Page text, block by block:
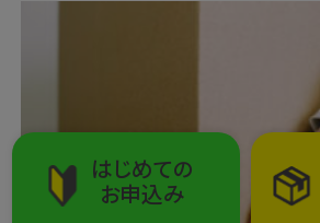
はじめての
お申込み